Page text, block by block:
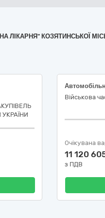
ЛІКАРНЯ" КОЗЯТИНСЬКОЇ
Військова
Очікувана
11 120
з ПДВ